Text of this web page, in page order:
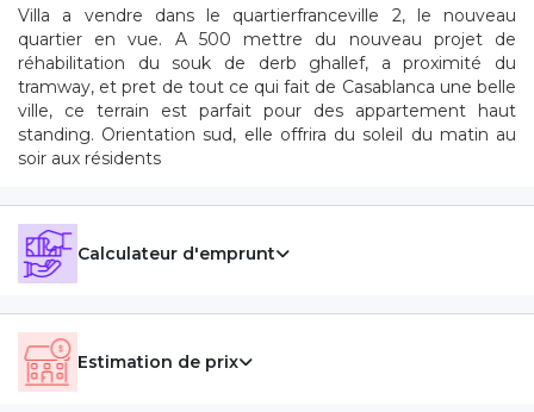
Villa a vendre dans le quartierfranceville 2, le nouveau
quartier en vue. A 500 mettre du nouveau projet de
réhabilitation du souk de derb ghallef, a proximité du
tramway, et pret de tout ce qui fait de Casablanca une belle
ville, ce terrain est parfait pour des appartement haut
standing. Orientation sud, elle offrira du soleil du matin au
soir aux résidents
Calculateur d'emprunt
Estimation de prix